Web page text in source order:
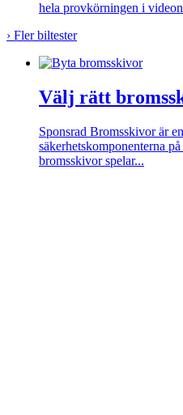
hela provkörningen i
› Fler biltester
Välj rätt
Sponsrad Bromsskivor är
säkerhetskomponenterna
bromsskivor spelar...